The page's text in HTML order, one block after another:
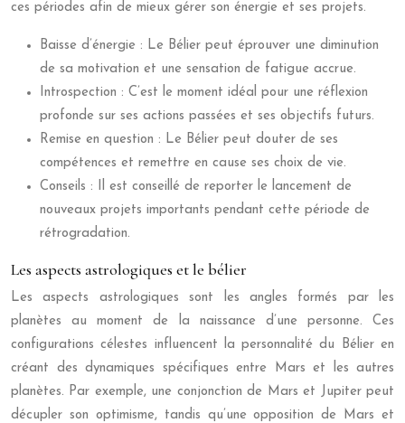
ces périodes afin de mieux gérer son énergie et ses projets.
Baisse d’énergie : Le Bélier peut éprouver une diminution
de sa motivation et une sensation de fatigue accrue.
Introspection : C’est le moment idéal pour une réflexion
profonde sur ses actions passées et ses objectifs futurs.
Remise en question : Le Bélier peut douter de ses
compétences et remettre en cause ses choix de vie.
Conseils : Il est conseillé de reporter le lancement de
nouveaux projets importants pendant cette période de
rétrogradation.
Les aspects astrologiques et le bélier
Les aspects astrologiques sont les angles formés par les
planètes au moment de la naissance d’une personne. Ces
configurations célestes influencent la personnalité du Bélier en
créant des dynamiques spécifiques entre Mars et les autres
planètes. Par exemple, une conjonction de Mars et Jupiter peut
décupler son optimisme, tandis qu’une opposition de Mars et